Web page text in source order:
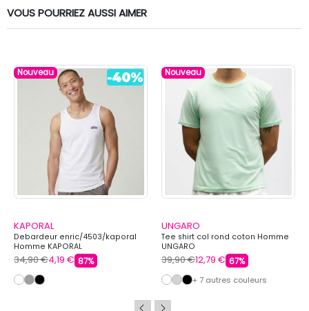
VOUS POURRIEZ AUSSI AIMER
Nouveau
KAPORAL
Debardeur enric/4503/kaporal
Homme KAPORAL
34,90 €4,19 € 87%
Nouveau
UNGARO
Tee shirt col rond coton Homme
UNGARO
39,90 €12,79 € 67%
+ 7 autres couleurs